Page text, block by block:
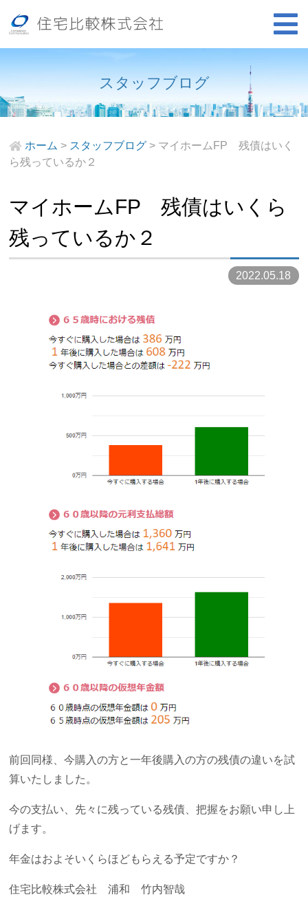
スタッフブログ
ホーム > スタッフブログ> マイホームFP 残債はいく
ら残っているか２
マイホームFP 残債はいくら
残っているか２
2022.05.18
前回同様、今購入の方と一年後購入の方の残債の違いを試
算いたしました。
今の支払い、先々に残っている残債、把握をお願い申し上
げます。
年金はおよそいくらほどもらえる予定ですか？
住宅比較株式会社 浦和 竹内智哉